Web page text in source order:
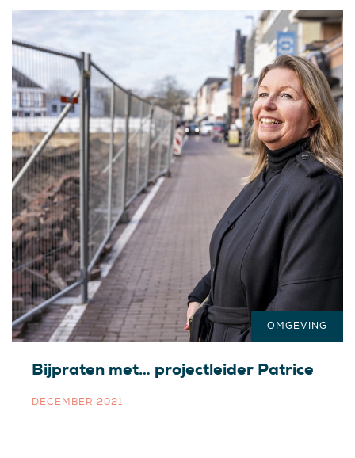
Bijpraten met… projectleider Patrice
DECEMBER 2021
OMGEVING